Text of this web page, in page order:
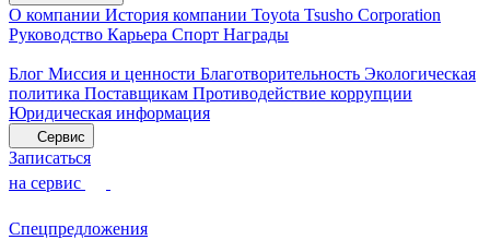
О компании История компании Toyota Tsusho Corporation
Руководство Карьера Спорт Награды
Блог Миссия и ценности Благотворительность Экологическая
политика Поставщикам Противодействие коррупции
Юридическая информация
Сервис
Записаться
на сервис
Спецпредложения